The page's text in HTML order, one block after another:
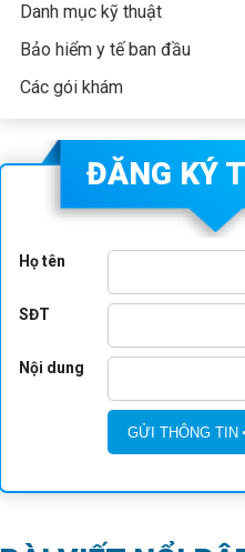
Danh mục kỹ thuật
Bảo hiểm y tế ban đầu
Các gói khám
ĐĂNG KÝ
Họ tên
SĐT
Nội dung
GỬI THÔNG TIN